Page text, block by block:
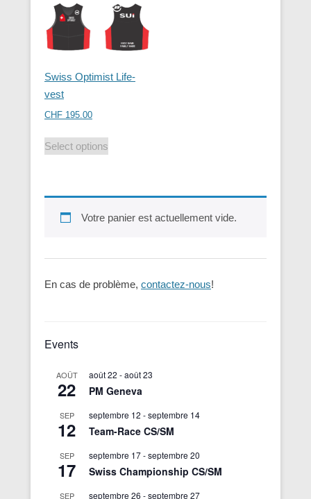
Swiss Optimist Life-
vest
CHF 195.00
Select options
Votre panier est actuellement vide.
En cas de problème, contactez-nous!
Events
AOÛT
22
août 22 -août 23
PM Geneva
SEP
12
septembre 12 -septembre 14
Team-Race CS/SM
SEP
17
septembre 17-septembre 20
Swiss Championship CS/SM
SEP septembre 26 -septembre 27